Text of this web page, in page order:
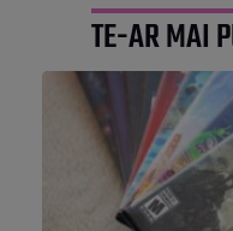
TE-AR MAI